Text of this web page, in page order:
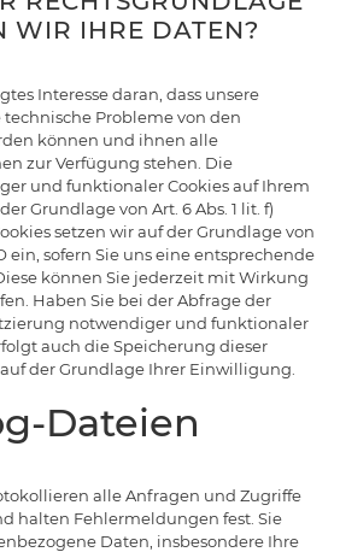
WIR IHRE DATEN?
Interesse daran, dass unsere
Probleme von den
können und ihnen alle
zur Verfügung stehen. Die
und funktionaler Cookies auf Ihrem
Grundlage von Art. 6 Abs. 1 lit. f)
setzen wir auf der Grundlage von
ein, sofern Sie uns eine entsprechende
können Sie jederzeit mit Wirkung
Haben Sie bei der Abfrage der
notwendiger und funktionaler
auch die Speicherung dieser
der Grundlage Ihrer Einwilligung.
Dateien
alle Anfragen und Zugriffe
halten Fehlermeldungen fest. Sie
Daten, insbesondere Ihre